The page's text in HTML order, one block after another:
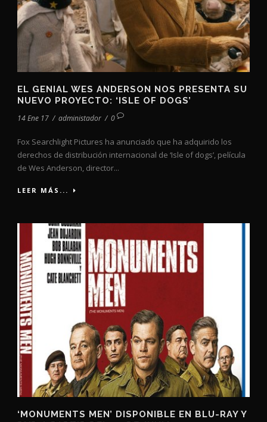
EL GENIAL WES ANDERSON NOS PRESENTA SU
NUEVO PROYECTO: ‘ISLE OF DOGS’
14 Ene 17 / administador / 0
Fox Searchlight Pictures ha anunciado que ha adquirido los
derechos de distribución internacional de ‘Isle of dogs’, película
de Wes Anderson, director...
LEER MÁS...
‘MONUMENTS MEN’ DISPONIBLE EN BLU-RAY Y